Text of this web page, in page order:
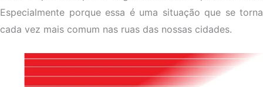
Especialmente porque essa é uma situação que se torna
cada vez mais comum nas ruas das nossas cidades.